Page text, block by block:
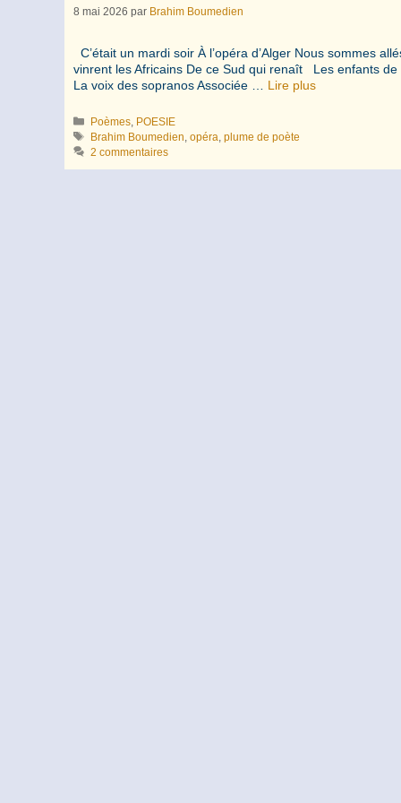
8 mai 2026 par Brahim Boumedien
C’était un mardi soir À l’opéra d’Alger Nous sommes
vinrent les Africains De ce Sud qui renaît Les enfants
La voix des sopranos Associée … Lire plus
Catégories
Poèmes, POESIE
Étiquettes
Brahim Boumedien,opéra,plume de poète
2 commentaires